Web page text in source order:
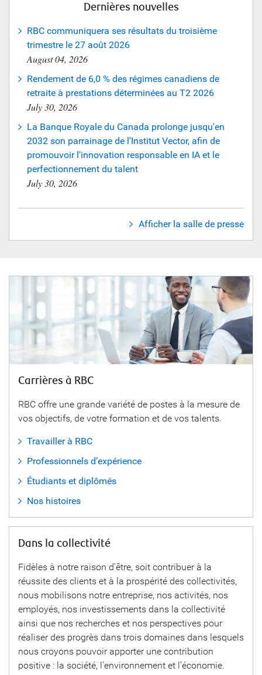
Dernières nouvelles
RBC communiquera ses résultats du troisième
trimestre le 27 août 2026
August 04, 2026
Rendement de 6,0 % des régimes canadiens de
retraite à prestations déterminées au T2 2026
July 30, 2026
La Banque Royale du Canada prolonge jusqu'en
2032 son parrainage de l'Institut Vector, afin de
promouvoir l'innovation responsable en IA et le
perfectionnement du talent
July 30, 2026
Afficher la salle de presse
Carrières à RBC
RBC offre une grande variété de postes à la mesure de
vos objectifs, de votre formation et de vos talents.
Travailler à RBC
Professionnels d’expérience
Étudiants et diplômés
Nos histoires
Dans la collectivité
Fidèles à notre raison d’être, soit contribuer à la
réussite des clients et à la prospérité des collectivités,
nous mobilisons notre entreprise, nos activités, nos
employés, nos investissements dans la collectivité
ainsi que nos recherches et nos perspectives pour
réaliser des progrès dans trois domaines dans lesquels
nous croyons pouvoir apporter une contribution
positive : la société, l’environnement et l’économie.